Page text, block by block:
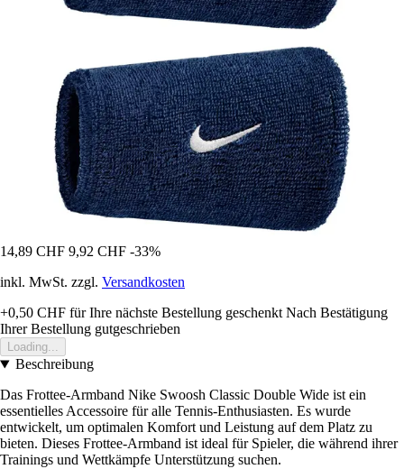
14,89 CHF 9,92 CHF -33%
inkl. MwSt. zzgl. Versandkosten
+0,50 CHF für Ihre nächste Bestellung geschenkt Nach Bestätigung
Ihrer Bestellung gutgeschrieben
Loading...
Beschreibung
Das Frottee-Armband Nike Swoosh Classic Double Wide ist ein
essentielles Accessoire für alle Tennis-Enthusiasten. Es wurde
entwickelt, um optimalen Komfort und Leistung auf dem Platz zu
bieten. Dieses Frottee-Armband ist ideal für Spieler, die während ihrer
Trainings und Wettkämpfe Unterstützung suchen.